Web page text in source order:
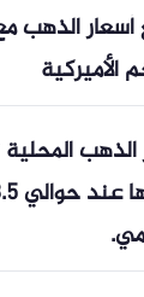
أسعار الذهب
الأميركية
الذهب